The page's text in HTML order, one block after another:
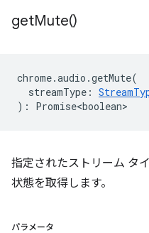
getMute()
chrome.audio .getMute(
streamType :
) : Promise<boolean>
指定されたストリーム タ
状態を取得します。
パラメータ